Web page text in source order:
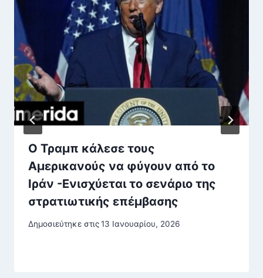
Ο Τραμπ κάλεσε τους
Αμερικανούς να φύγουν από το
Ιράν -Ενισχύεται το σενάριο της
στρατιωτικής επέμβασης
Δημοσιεύτηκε στις13 Ιανουαρίου, 2026